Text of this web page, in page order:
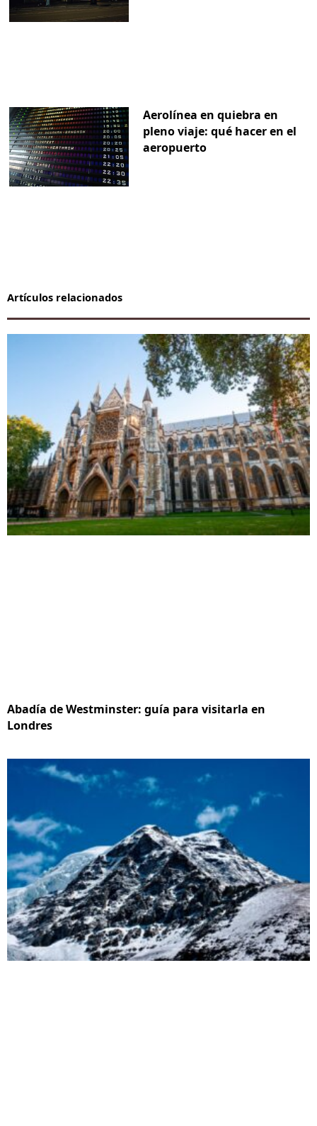
Aerolínea en quiebra en
pleno viaje: qué hacer en el
aeropuerto
Artículos relacionados
Abadía de Westminster: guía para visitarla en
Londres